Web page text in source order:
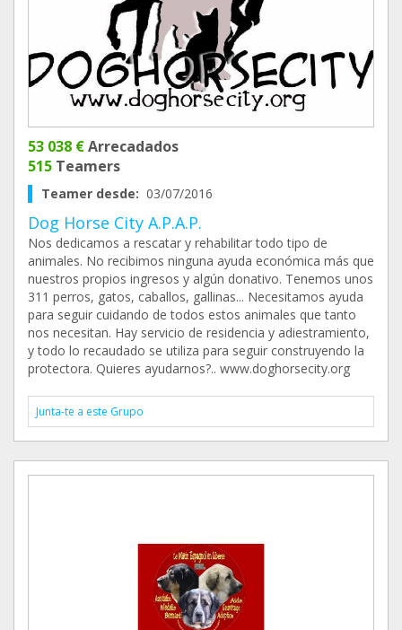
53 038 €Arrecadados
515 Teamers
Teamer desde: 03/07/2016
Dog Horse City A.P.A.P.
Nos dedicamos a rescatar y rehabilitar todo tipo de
animales. No recibimos ninguna ayuda económica más que
nuestros propios ingresos y algún donativo. Tenemos unos
311 perros, gatos, caballos, gallinas... Necesitamos ayuda
para seguir cuidando de todos estos animales que tanto
nos necesitan. Hay servicio de residencia y adiestramiento,
y todo lo recaudado se utiliza para seguir construyendo la
protectora. Quieres ayudarnos?.. www.doghorsecity.org
Junta-te a este Grupo